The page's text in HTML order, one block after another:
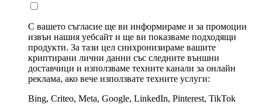
С вашето съгласие ще ви информираме и за промоции
извън нашия уебсайт и ще ви показваме подходящи
продукти. За тази цел синхронизираме вашите
криптирани лични данни със следните външни
доставчици и използваме техните канали за онлайн
реклама, ако вече използвате техните услуги:
Bing, Criteo, Meta, Google, LinkedIn, Pinterest, TikTok